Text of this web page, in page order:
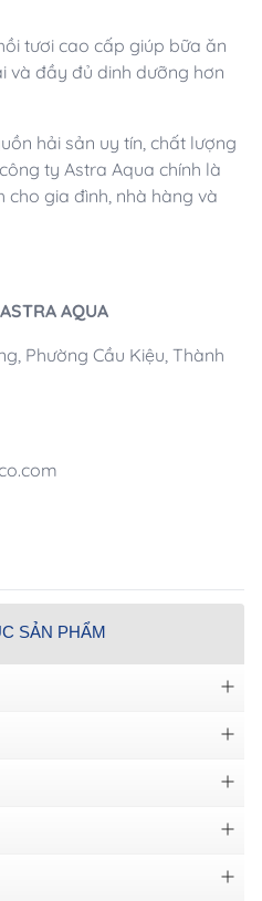
tươi cao cấp giúp bữa ăn
và đầy đủ dinh dưỡng hơn
hải sản uy tín, chất lượng
ty Astra Aqua chính là
gia đình, nhà hàng và
AQUA
Phường Cầu Kiệu, Thành
SẢN PHẨM